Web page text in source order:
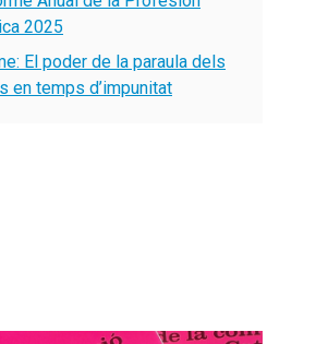
2025
El poder de la paraula dels
en temps d’impunitat